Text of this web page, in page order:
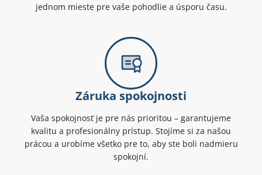
jednom mieste pre vaše pohodlie a úsporu času.
Záruka spokojnosti
Vaša spokojnosť je pre nás prioritou – garantujeme
kvalitu a profesionálny prístup. Stojíme si za našou
prácou a urobíme všetko pre to, aby ste boli nadmieru
spokojní.